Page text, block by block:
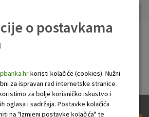
newsletter 29.05.2025..pdf
o postavkama
koristi kolačiće (cookies). Nužni
za ispravan rad internetske stranice.
za bolje korisničko iskustvo i
oglasa i sadržaja. Postavke kolačića
na "Izmjeni postavke kolačića" te